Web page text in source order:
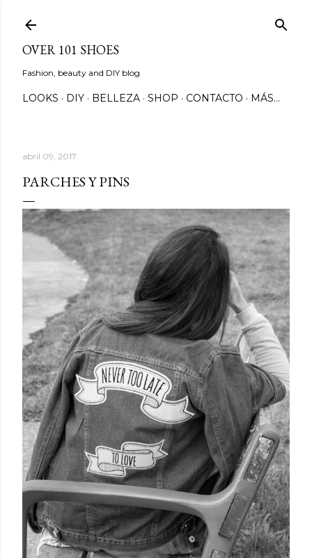
OVER 101 SHOES
Fashion, beauty and DIY blog
LOOKS DIY BELLEZA SHOP CONTACTO MÁS…
abril 09, 2017
PARCHES Y PINS